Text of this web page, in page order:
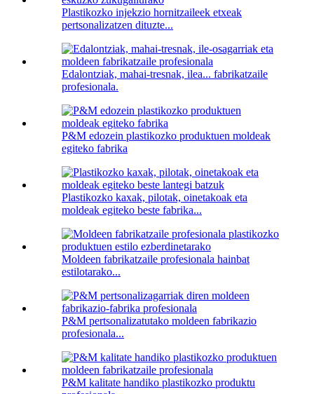
Plastikozko injekzio hornitzaileek etxeak
pertsonalizatzen dituzte...
Edalontziak, mahai-tresnak, ilea... fabrikatzaile
profesionala.
P&M edozein plastikozko produktuen moldeak
egiteko fabrika
Plastikozko kaxak, pilotak, oinetakoak eta
moldeak egiteko beste fabrika...
Moldeen fabrikatzaile profesionala hainbat
estilotarako...
P&M pertsonalizatutako moldeen fabrikazio
profesionala...
P&M kalitate handiko plastikozko produktu